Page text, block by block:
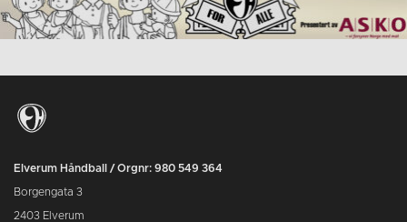
Elverum Håndball / Orgnr: 980 549 364
Borgengata 3
2403 Elverum